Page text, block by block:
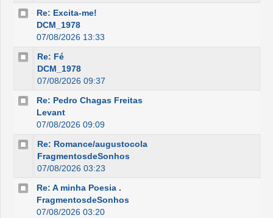
Re: Excita-me!
DCM_1978
07/08/2026 13:33
Re: Fé
DCM_1978
07/08/2026 09:37
Re: Pedro Chagas Freitas
Levant
07/08/2026 09:09
Re: Romance/augustocola
FragmentosdeSonhos
07/08/2026 03:23
Re: A minha Poesia .
FragmentosdeSonhos
07/08/2026 03:20